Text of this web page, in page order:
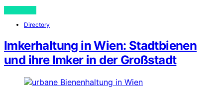
Directory
Imkerhaltung in Wien: Stadtbienen
und ihre Imker in der Großstadt